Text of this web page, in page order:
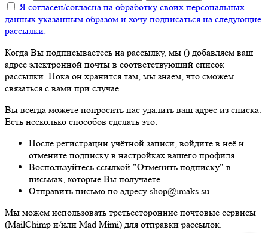
Я согласен/согласна на обработку своих персональных
данных указанным образом и хочу подписаться на следующие
рассылки:
Когда Вы подписываетесь на рассылку, мы () добавляем ваш
адрес электронной почты в соответствующий список
рассылки. Пока он хранится там, мы знаем, что сможем
связаться с вами при случае.
Вы всегда можете попросить нас удалить ваш адрес из списка.
Есть несколько способов сделать это:
После регистрации учётной записи, войдите в неё и
отмените подписку в настройках вашего профиля.
Воспользуйтесь ссылкой "Отменить подписку" в
письмах, которые Вы получаете.
Отправить письмо по адресу shop@imaks.su.
Мы можем использовать третьесторонние почтовые сервисы
(MailChimp и/или Mad Mimi) для отправки рассылок.